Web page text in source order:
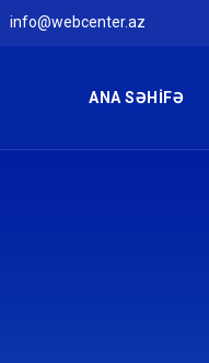
info@webcenter.az
ANA SƏHIFƏ